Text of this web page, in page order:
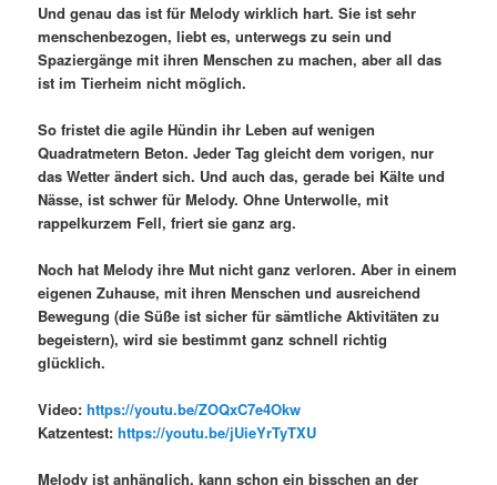
Und genau das ist für Melody wirklich hart. Sie ist sehr
menschenbezogen, liebt es, unterwegs zu sein und
Spaziergänge mit ihren Menschen zu machen, aber all das
ist im Tierheim nicht möglich.
So fristet die agile Hündin ihr Leben auf wenigen
Quadratmetern Beton. Jeder Tag gleicht dem vorigen, nur
das Wetter ändert sich. Und auch das, gerade bei Kälte und
Nässe, ist schwer für Melody. Ohne Unterwolle, mit
rappelkurzem Fell, friert sie ganz arg.
Noch hat Melody ihre Mut nicht ganz verloren. Aber in einem
eigenen Zuhause, mit ihren Menschen und ausreichend
Bewegung (die Süße ist sicher für sämtliche Aktivitäten zu
begeistern), wird sie bestimmt ganz schnell richtig
glücklich.
Video:https://youtu.be/ZOQxC7e4Okw
Katzentest:https://youtu.be/jUieYrTyTXU
Melody ist anhänglich, kann schon ein bisschen an der